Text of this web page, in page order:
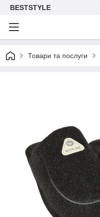
BESTSTYLE
Товари та послуги